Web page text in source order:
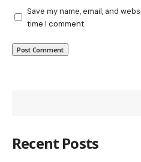
Save my name, email, and
time I comment.
Recent Posts